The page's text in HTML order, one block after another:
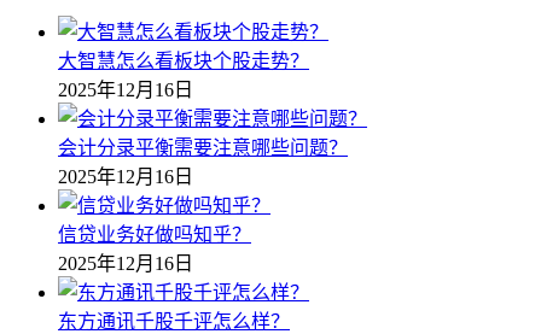
大智慧怎么看板块个股走势？
2025年12月16日
会计分录平衡需要注意哪些问题？
2025年12月16日
信贷业务好做吗知乎？
2025年12月16日
东方通讯千股千评怎么样？